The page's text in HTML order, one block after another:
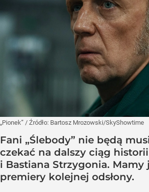
„Pionek” / Źródło: Bartosz Mrozowski/SkyShowtime
Fani „Ślebody” nie będą
czekać na dalszy ciąg
i Bastiana Strzygonia. Mamy
premiery kolejnej odsłony.